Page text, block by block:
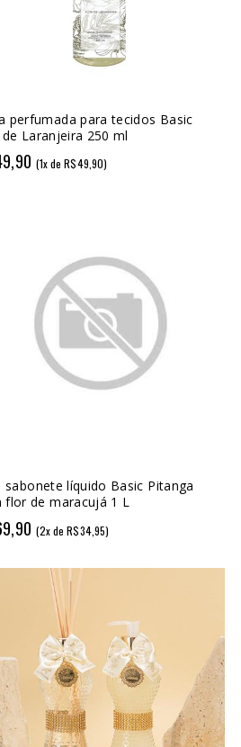
perfumada para tecidos Basic
Laranjeira 250 ml
(1x de R$49,90)
sabonete líquido Basic Pitanga
flor de maracujá 1 L
(2x de R$34,95)